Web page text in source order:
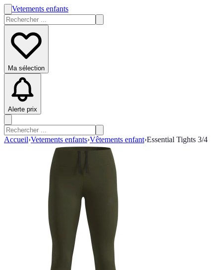
Vetements enfants
Ma sélection
Alerte prix
Accueil›Vetements enfants›Vêtements enfant›Essential Tights 3/4